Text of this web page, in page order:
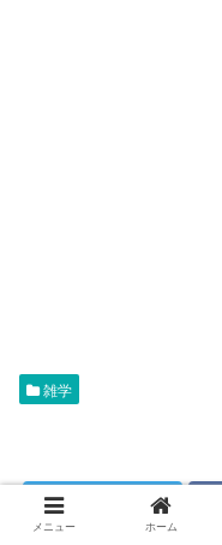
雑学
メニュー ホーム